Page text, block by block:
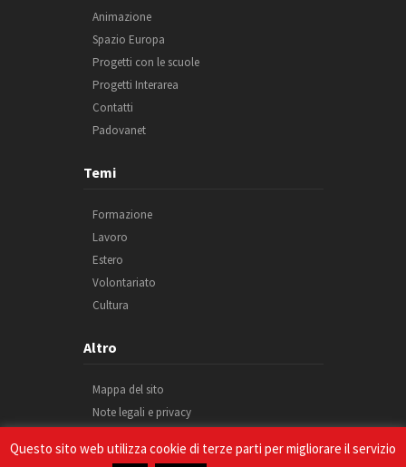
Animazione
Spazio Europa
Progetti con le scuole
Progetti Interarea
Contatti
Padovanet
Temi
Formazione
Lavoro
Estero
Volontariato
Cultura
Altro
Mappa del sito
Note legali e privacy
Credits
Questo sito web utilizza cookie di terze parti per migliorare il servizio